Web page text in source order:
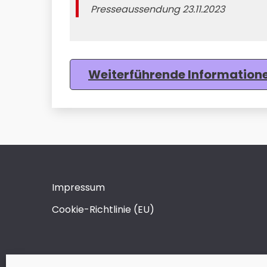
Presseaussendung 23.11.2023
Weiterführende
Impressum
Cookie-Richtlinie (EU)